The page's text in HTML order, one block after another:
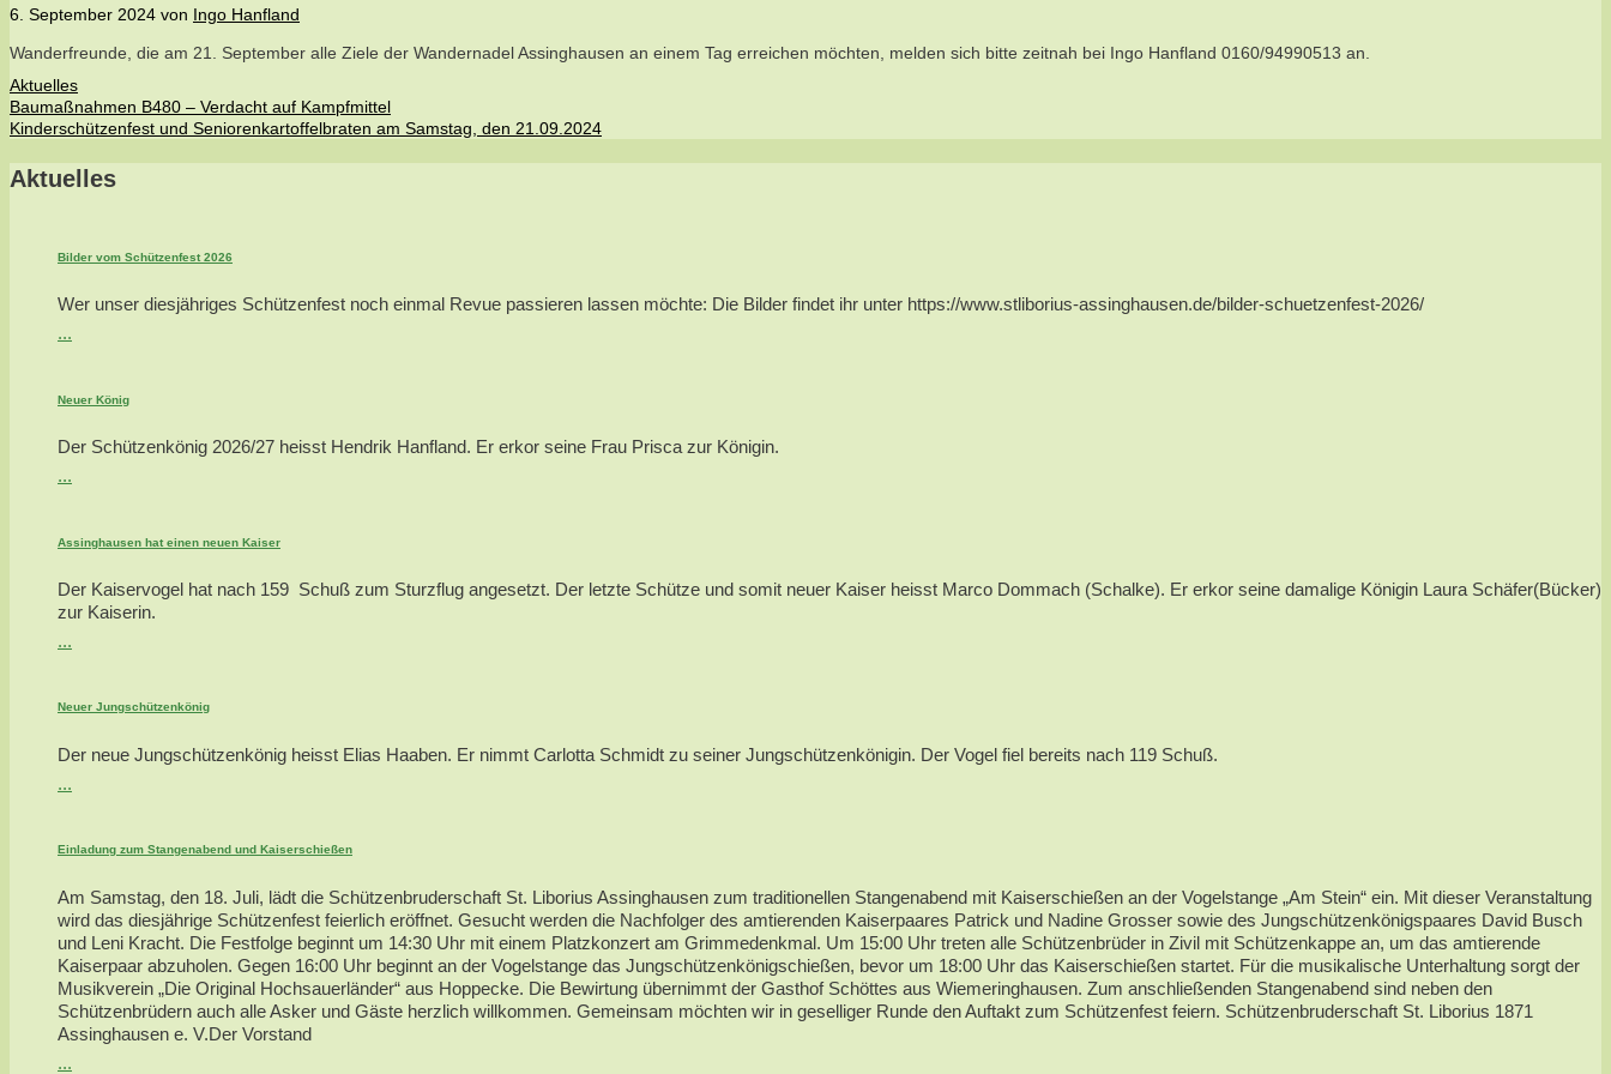
6. September 2024 von Ingo Hanfland
Wanderfreunde, die am 21. September alle Ziele der Wandernadel Assinghausen an einem Tag erreichen möchten, melden sich bitte zeitnah bei Ingo Hanfland 0160/94990513 an.
Kategorien
Aktuelles
Baumaßnahmen B480 – Verdacht auf Kampfmittel
Kinderschützenfest und Seniorenkartoffelbraten am Samstag, den 21.09.2024
Aktuelles
Bilder vom Schützenfest 2026
Wer unser diesjähriges Schützenfest noch einmal Revue passieren lassen möchte: Die Bilder findet ihr unter https://www.stliborius-assinghausen.de/bilder-schuetzenfest-2026/
...
Neuer König
Der Schützenkönig 2026/27 heisst Hendrik Hanfland. Er erkor seine Frau Prisca zur Königin.
...
Assinghausen hat einen neuen Kaiser
Der Kaiservogel hat nach 159 Schuß zum Sturzflug angesetzt. Der letzte Schütze und somit neuer Kaiser heisst Marco Dommach (Schalke). Er erkor seine damalige Königin Laura Schäfer(Bücker)
zur Kaiserin.
...
Neuer Jungschützenkönig
Der neue Jungschützenkönig heisst Elias Haaben. Er nimmt Carlotta Schmidt zu seiner Jungschützenkönigin. Der Vogel fiel bereits nach 119 Schuß.
...
Einladung zum Stangenabend und Kaiserschießen
Am Samstag, den 18. Juli, lädt die Schützenbruderschaft St. Liborius Assinghausen zum traditionellen Stangenabend mit Kaiserschießen an der Vogelstange „Am Stein“ ein. Mit dieser Veranstaltung
wird das diesjährige Schützenfest feierlich eröffnet. Gesucht werden die Nachfolger des amtierenden Kaiserpaares Patrick und Nadine Grosser sowie des Jungschützenkönigspaares David Busch
und Leni Kracht. Die Festfolge beginnt um 14:30 Uhr mit einem Platzkonzert am Grimmedenkmal. Um 15:00 Uhr treten alle Schützenbrüder in Zivil mit Schützenkappe an, um das amtierende
Kaiserpaar abzuholen. Gegen 16:00 Uhr beginnt an der Vogelstange das Jungschützenkönigschießen, bevor um 18:00 Uhr das Kaiserschießen startet. Für die musikalische Unterhaltung sorgt der
Musikverein „Die Original Hochsauerländer“ aus Hoppecke. Die Bewirtung übernimmt der Gasthof Schöttes aus Wiemeringhausen. Zum anschließenden Stangenabend sind neben den
Schützenbrüdern auch alle Asker und Gäste herzlich willkommen. Gemeinsam möchten wir in geselliger Runde den Auftakt zum Schützenfest feiern. Schützenbruderschaft St. Liborius 1871
Assinghausen e. V.Der Vorstand
...